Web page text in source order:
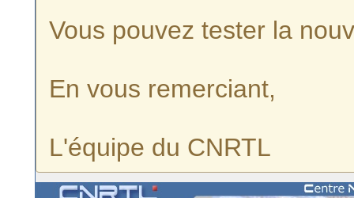
Vous pouvez tester la
En vous remerciant,
L'équipe du CNRTL